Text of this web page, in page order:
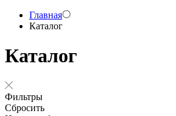
Главная
Каталог
Каталог
Фильтры
Сбросить